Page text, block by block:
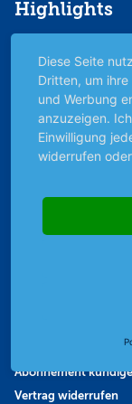
Highlights
Börsenbericht
Börsengerüchte
Börsengespräche
Börsennews
Favoriten
Thema der Woche
Abonnement
Vertrag widerrufen
Diese Seite
Dritten, um
und Werbung
anzuzeigen.
Einwilligung
widerrufen